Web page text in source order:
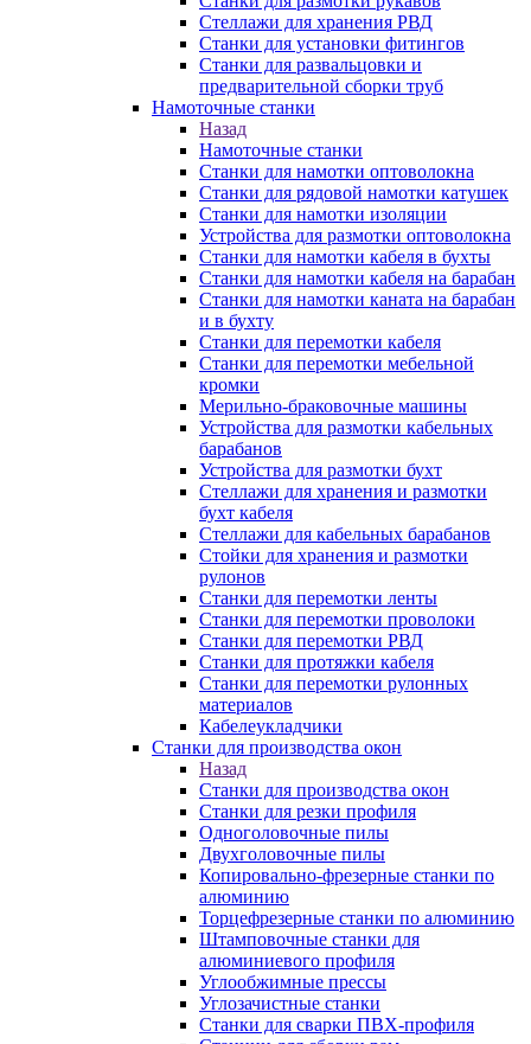
Стеллажи для хранения РВД
Станки для установки фитингов
Станки для развальцовки и
предварительной сборки труб
Намоточные станки
Назад
Намоточные станки
Станки для намотки оптоволокна
Станки для рядовой намотки катушек
Станки для намотки изоляции
Устройства для размотки оптоволокна
Станки для намотки кабеля в бухты
Станки для намотки кабеля на барабан
Станки для намотки каната на барабан
и в бухту
Станки для перемотки кабеля
Станки для перемотки мебельной
кромки
Мерильно-браковочные машины
Устройства для размотки кабельных
барабанов
Устройства для размотки бухт
Стеллажи для хранения и размотки
бухт кабеля
Стеллажи для кабельных барабанов
Стойки для хранения и размотки
рулонов
Станки для перемотки ленты
Станки для перемотки проволоки
Станки для перемотки РВД
Станки для протяжки кабеля
Станки для перемотки рулонных
материалов
Кабелеукладчики
Станки для производства окон
Назад
Станки для производства окон
Станки для резки профиля
Одноголовочные пилы
Двухголовочные пилы
Копировально-фрезерные станки по
алюминию
Торцефрезерные станки по алюминию
Штамповочные станки для
алюминиевого профиля
Углообжимные прессы
Углозачистные станки
Станки для сварки ПВХ-профиля